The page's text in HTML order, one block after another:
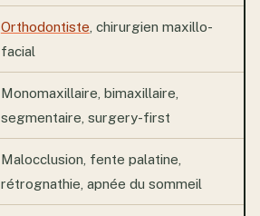
Orthodontiste , chirurgien maxillo-
facial
Monomaxillaire, bimaxillaire,
segmentaire, surgery-first
Malocclusion, fente palatine,
rétrognathie, apnée du sommeil